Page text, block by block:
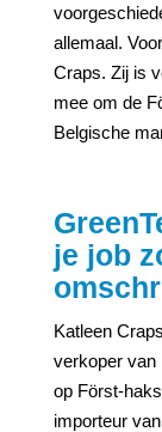
allemaal.
Craps. Zij is
mee om de
Belgische
je job
Katleen
verkoper van
op Först-
importeur